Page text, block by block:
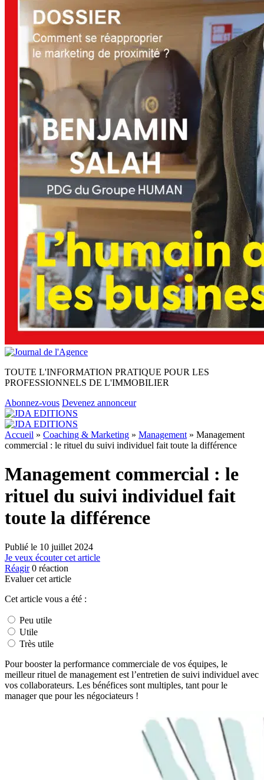
TOUTE L'INFORMATION PRATIQUE POUR LES
PROFESSIONNELS DE L'IMMOBILIER
Abonnez-vous Devenez annonceur
Accueil » Coaching & Marketing » Management » Management
commercial : le rituel du suivi individuel fait toute la différence
Management commercial : le
rituel du suivi individuel fait
toute la différence
Publié le 10 juillet 2024
Je veux écouter cet article
Réagir 0 réaction
Evaluer cet article
Cet article vous a été :
Peu utile
Utile
Très utile
Pour booster la performance commerciale de vos équipes, le
meilleur rituel de management est l’entretien de suivi individuel avec
vos collaborateurs. Les bénéfices sont multiples, tant pour le
manager que pour les négociateurs !